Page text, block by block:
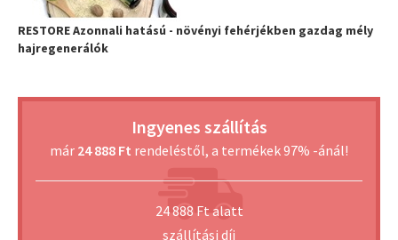
RESTORE Azonnali hatású - növényi fehérjékben gazdag mély
hajregenerálók
Ingyenes szállítás
már 24 888 Ft rendeléstől, a termékek 97% -ánál!
24 888 Ft alatt
szállítási díj